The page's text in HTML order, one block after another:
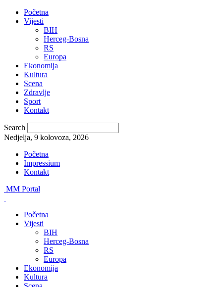
Početna
Vijesti
BIH
Herceg-Bosna
RS
Europa
Ekonomija
Kultura
Scena
Zdravlje
Sport
Kontakt
Search
Nedjelja, 9 kolovoza, 2026
Početna
Impressium
Kontakt
MM Portal
Početna
Vijesti
BIH
Herceg-Bosna
RS
Europa
Ekonomija
Kultura